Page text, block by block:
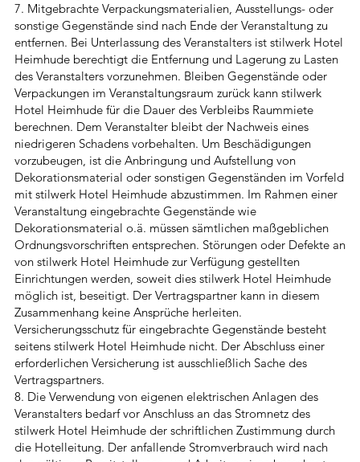
7. Mitgebrachte Verpackungsmaterialien, Ausstellungs- oder
sonstige Gegenstände sind nach Ende der Veranstaltung zu
entfernen. Bei Unterlassung des Veranstalters ist stilwerk Hotel
Heimhude berechtigt die Entfernung und Lagerung zu Lasten
des Veranstalters vorzunehmen. Bleiben Gegenstände oder
Verpackungen im Veranstaltungsraum zurück kann stilwerk
Hotel Heimhude für die Dauer des Verbleibs Raummiete
berechnen. Dem Veranstalter bleibt der Nachweis eines
niedrigeren Schadens vorbehalten. Um Beschädigungen
vorzubeugen, ist die Anbringung und Aufstellung von
Dekorationsmaterial oder sonstigen Gegenständen im Vorfeld
mit stilwerk Hotel Heimhude abzustimmen. Im Rahmen einer
Veranstaltung eingebrachte Gegenstände wie
Dekorationsmaterial o.ä. müssen sämtlichen maßgeblichen
Ordnungsvorschriften entsprechen. Störungen oder Defekte an
von stilwerk Hotel Heimhude zur Verfügung gestellten
Einrichtungen werden, soweit dies stilwerk Hotel Heimhude
möglich ist, beseitigt. Der Vertragspartner kann in diesem
Zusammenhang keine Ansprüche herleiten.
Versicherungsschutz für eingebrachte Gegenstände besteht
seitens stilwerk Hotel Heimhude nicht. Der Abschluss einer
erforderlichen Versicherung ist ausschließlich Sache des
Vertragspartners.
8. Die Verwendung von eigenen elektrischen Anlagen des
Veranstalters bedarf vor Anschluss an das Stromnetz des
stilwerk Hotel Heimhude der schriftlichen Zustimmung durch
die Hotelleitung. Der anfallende Stromverbrauch wird nach